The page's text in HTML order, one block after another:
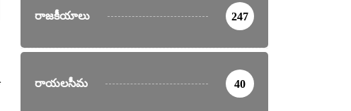
రాజకీయాలు 247
రాయలసీమ 40